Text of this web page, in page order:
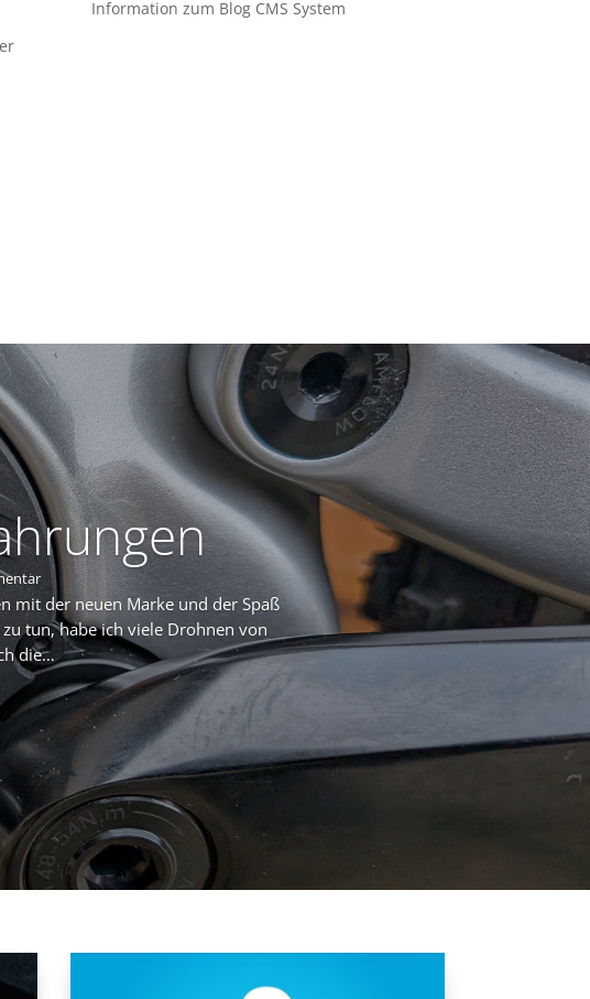
Information zum Blog CMS System
mit der neuen Marke und der Spaß
tun, habe ich viele Drohnen von
die…